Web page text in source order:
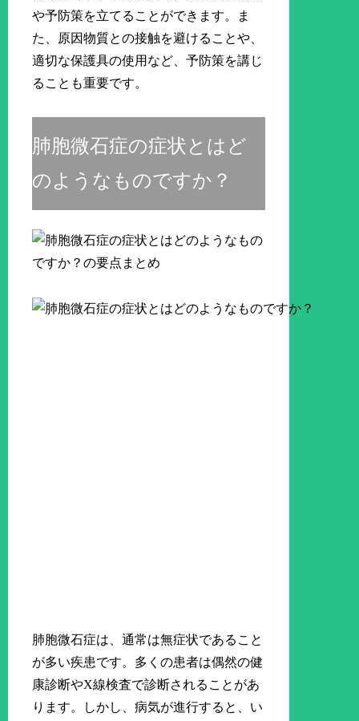
や予防策を立てることができます。ま
た、原因物質との接触を避けることや、
適切な保護具の使用など、予防策を講じ
ることも重要です。
肺胞微石症の症状とはど
のようなものですか？
肺胞微石症は、通常は無症状であること
が多い疾患です。多くの患者は偶然の健
康診断やX線検査で診断されることがあ
ります。しかし、病気が進行すると、い